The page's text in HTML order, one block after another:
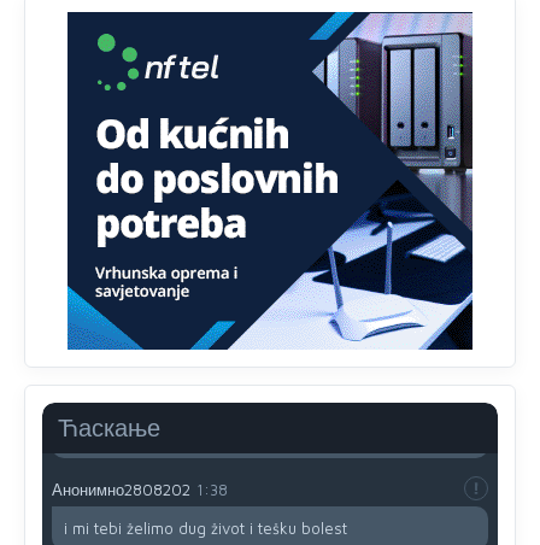
Ћаскање
Анонимно2807895 12:18
Drzi pod kontrolom tri stvari jezik,karakter i
ponasanje...Uzivotu brani tri stvari:cast,prijatelja i
slabije.Iz zivota iskljuci tri stvari uvredu,neznanje i
dok si ziv gaji tri stvari dobrotu,pamet i
prijateljstvo!!
Анонимно2806721 12:39
791 BiH nije priznala Kosovo kao nezavisnu državu jer
genocidna tvorevina pravi smetnju a recimo Srbija je
davnopriznala.Nasvakom proizvodu iz Srbije stoji -
uvoznik za Kosovo
Анонимно2806721
12:45
da brani? A imamo vojsku Kosova kojoj želimo svako
dobro i da se što bolje opreme
Анонимно2808202 1:38
i mi tebi želimo dug život i tešku bolest